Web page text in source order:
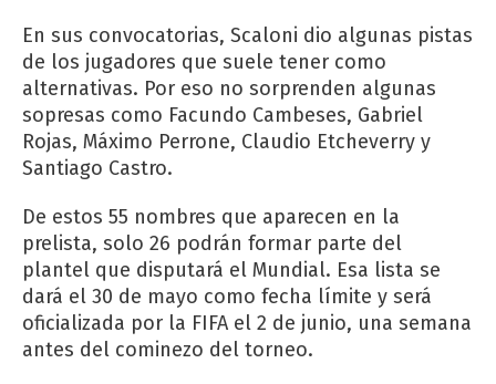
En sus convocatorias, Scaloni dio algunas pistas
de los jugadores que suele tener como
alternativas. Por eso no sorprenden algunas
sopresas como Facundo Cambeses, Gabriel
Rojas, Máximo Perrone, Claudio Etcheverry y
Santiago Castro.
De estos 55 nombres que aparecen en la
prelista, solo 26 podrán formar parte del
plantel que disputará el Mundial. Esa lista se
dará el 30 de mayo como fecha límite y será
oficializada por la FIFA el 2 de junio, una semana
antes del cominezo del torneo.